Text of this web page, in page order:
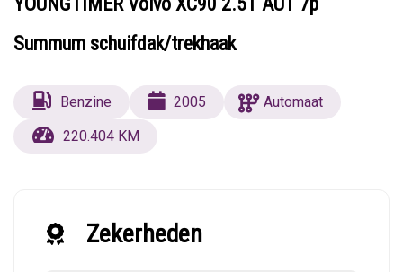
Summum schuifdak/trekhaak
Benzine 2005
Automaat
220.404 KM
Zekerheden